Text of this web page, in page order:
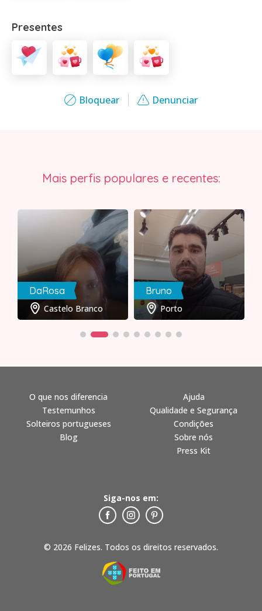
Bloquear Denunciar
Presentes
Mais perfis populares e recentes:
DaRosa
Castelo Branco
Bruno
Porto
© 2026 Felizes. Todos os direitos reservados.
O que nos diferencia
Testemunhos
Solteiros portugueses
Blog
Ajuda
Qualidade e Segurança
Condições
Sobre nós
Press Kit
Siga-nos em: